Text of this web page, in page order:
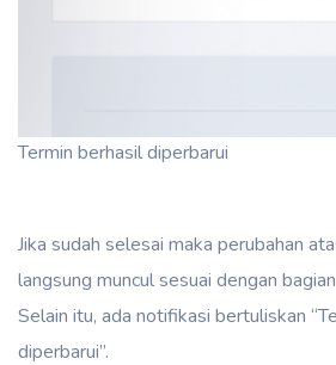
Termin berhasil diperbarui
Jika sudah selesai maka perubahan
langsung muncul sesuai dengan
Selain itu, ada notifikasi bertuliskan
diperbarui”.